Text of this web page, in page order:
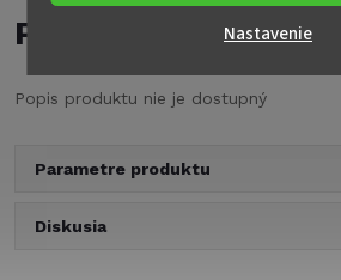
Nastavenie
Podrobný popis
Popis produktu nie je dostupný
Parametre produktu
Diskusia